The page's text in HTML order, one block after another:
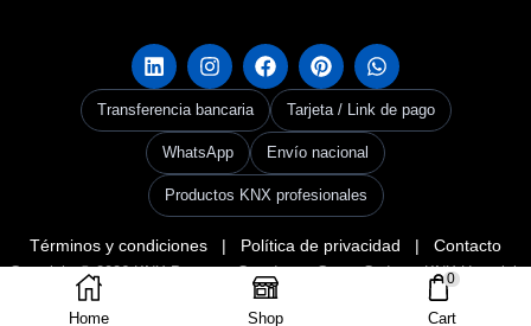
Home Shop
0
Cart
Transferencia bancaria Tarjeta / Link de pago
WhatsApp Envío nacional
Productos KNX profesionales
Términos y condiciones | Política de privacidad | Contacto
Copyright © 2026KNX Panama. Creado por Grupo Codax –KNX Userclub
Panama & Codax Group